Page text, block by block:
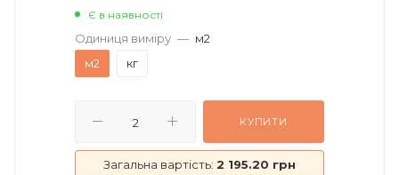
Є в наявності
Одиниця виміру — м2
м2
кг
КУПИТИ
Загальна вартість: 2 195.20 грн